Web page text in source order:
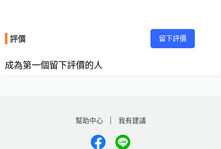
評價 留下評價
成為第一個留下評價的人
幫助中心 我有建議